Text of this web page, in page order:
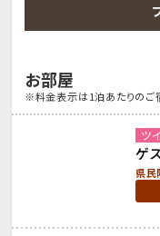
お部屋
※料金表示は1泊あたりのご
ツ
ゲ
県民